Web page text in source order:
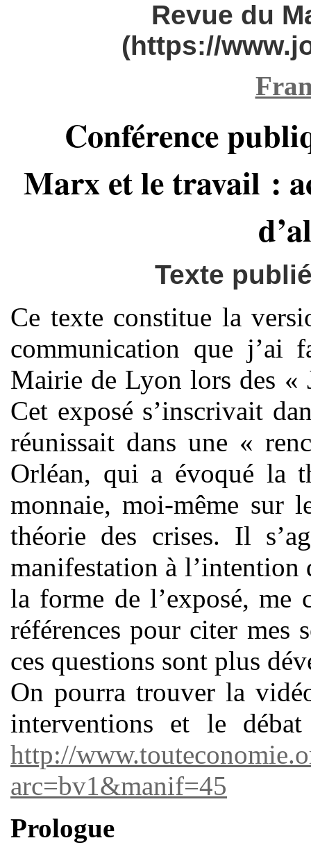
Revue du
(https://
Conférence
Marx et le travail :
Texte
Ce texte constitue la
communication que j’ai
Mairie de Lyon lors des «
Cet exposé s’inscrivait
réunissait dans une «
Orléan, qui a évoqué la
monnaie, moi-même sur
théorie des crises. Il
manifestation à l’intention
la forme de l’exposé, me
références pour citer mes
ces questions sont plus
On pourra trouver la
interventions et le
http://
arc=bv1&manif=45
Prologue